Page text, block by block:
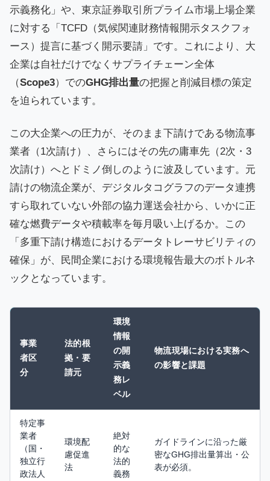
示義務化」や、東京証券取引所プライム市場上場企業
に対する「TCFD（気候関連財務情報開示タスクフォ
ース）提言に基づく開示要請」です。これにより、大
企業は自社だけでなくサプライチェーン全体
（Scope3）でのGHG排出量の把握と削減目標の策定
を迫られています。
この大企業への圧力が、そのまま下請けである物流事
業者（1次請け）、さらにはその先の庸車先（2次・3
次請け）へとドミノ倒しのように波及しています。元
請けの物流企業が、デジタルタコグラフのデータ連携
すら取れていない外部の協力運送会社から、いかに正
確な燃費データや積載率を毎月吸い上げるか。この
「多重下請け構造におけるデータトレーサビリティの
確保」が、民間企業における環境報告最大のボトルネ
ックとなっています。
事業
者区
分
法的根
拠・要
請元
環境
情報
の開
示義
務レ
ベル
物流現場における実務へ
の影響と課題
特定事
業者
（国・
独立行
政法人
環境配
慮促進
法
絶対
的な
法的
義務
ガイドラインに沿った厳
密なGHG排出量算出・公
表が必須。